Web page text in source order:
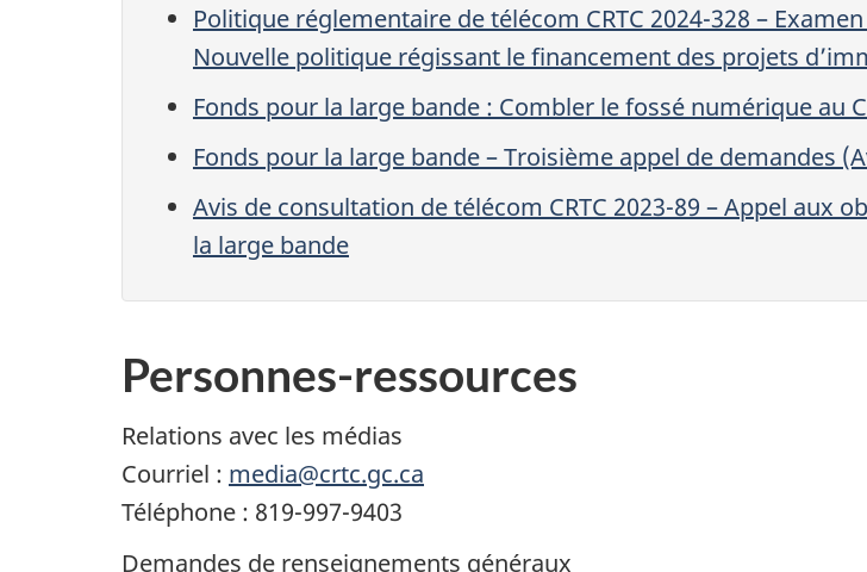
Politique réglementaire de télécom CRTC 2024-328 –
Nouvelle politique régissant le financement des projets
Fonds pour la large bande : Combler le fossé numérique au
Fonds pour la large bande – Troisième appel de demandes
Avis de consultation de télécom CRTC 2023-89 – Appel aux
la large bande
Personnes-ressources
Relations avec les médias
Courriel : media@crtc.gc.ca
Téléphone : 819-997-9403
Demandes de renseignements généraux